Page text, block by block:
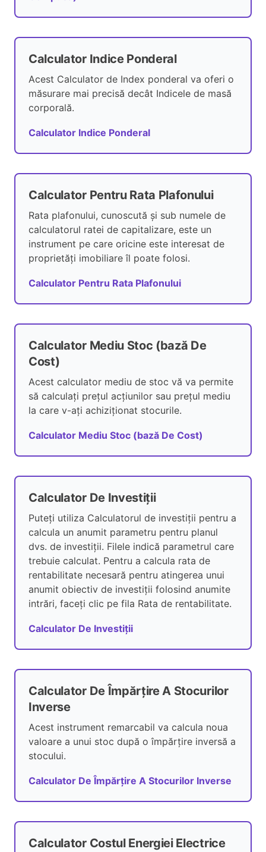
Calculator Indice Ponderal
Acest Calculator de Index ponderal va oferi o
măsurare mai precisă decât Indicele de masă
corporală.
Calculator Indice Ponderal
Calculator Pentru Rata Plafonului
Rata plafonului, cunoscută și sub numele de
calculatorul ratei de capitalizare, este un
instrument pe care oricine este interesat de
proprietăți imobiliare îl poate folosi.
Calculator Pentru Rata Plafonului
Calculator Mediu Stoc (bază De
Cost)
Acest calculator mediu de stoc vă va permite
să calculați prețul acțiunilor sau prețul mediu
la care v-ați achiziționat stocurile.
Calculator Mediu Stoc (bază De Cost)
Calculator De Investiții
Puteți utiliza Calculatorul de investiții pentru a
calcula un anumit parametru pentru planul
dvs. de investiții. Filele indică parametrul care
trebuie calculat. Pentru a calcula rata de
rentabilitate necesară pentru atingerea unui
anumit obiectiv de investiții folosind anumite
intrări, faceți clic pe fila Rata de rentabilitate.
Calculator De Investiții
Calculator De Împărțire A Stocurilor
Inverse
Acest instrument remarcabil va calcula noua
valoare a unui stoc după o împărțire inversă a
stocului.
Calculator De Împărțire A Stocurilor Inverse
Calculator Costul Energiei Electrice